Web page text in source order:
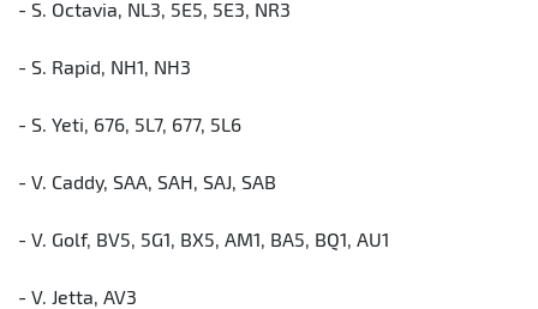
- S. Octavia, NL3, 5E5, 5E3, NR3
- S. Rapid, NH1, NH3
- S. Yeti, 676, 5L7, 677, 5L6
- V. Caddy, SAA, SAH, SAJ, SAB
- V. Golf, BV5, 5G1, BX5, AM1, BA5, BQ1, AU1
- V. Jetta, AV3